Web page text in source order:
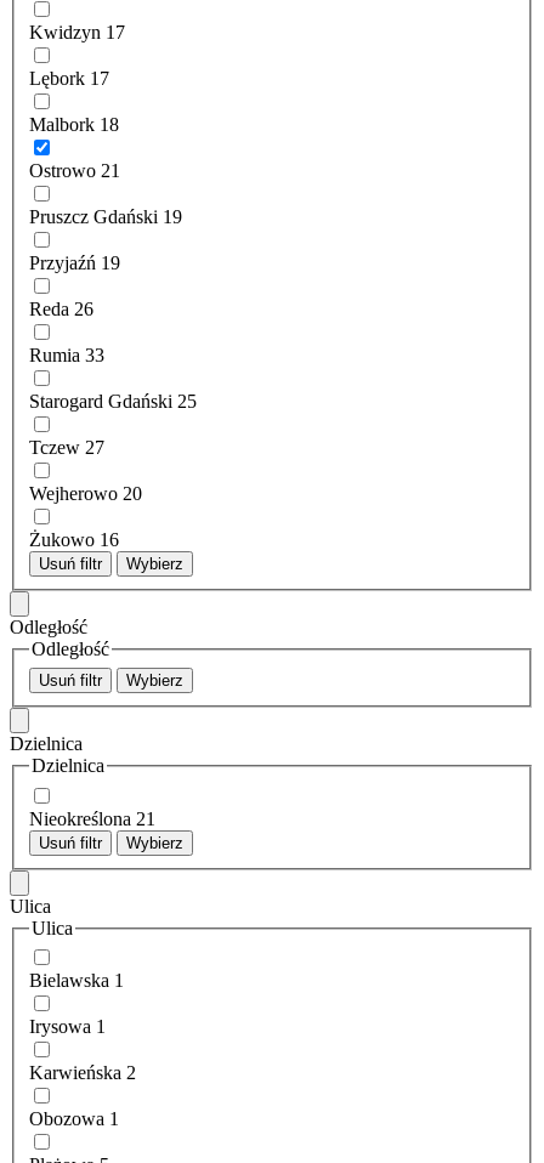
Kwidzyn 17
Lębork 17
Malbork 18
Ostrowo 21
Pruszcz Gdański 19
Przyjaźń 19
Reda 26
Rumia 33
Starogard Gdański 25
Tczew 27
Wejherowo 20
Żukowo 16
Usuń filtr Wybierz
Odległość
Odległość
Usuń filtr Wybierz
Dzielnica
Dzielnica
Nieokreślona 21
Usuń filtr Wybierz
Ulica
Ulica
Bielawska 1
Irysowa 1
Karwieńska 2
Obozowa 1